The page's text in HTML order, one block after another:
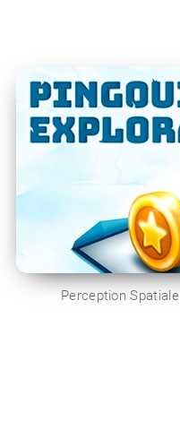
Perception Spatiale